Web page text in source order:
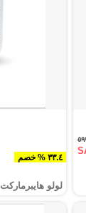
٣٣.٤ % خصم
لولو هايبرماركت